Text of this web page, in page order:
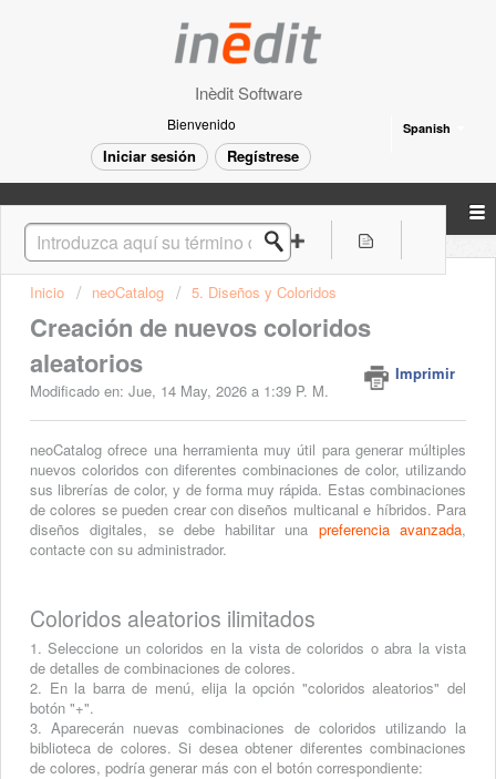
Inèdit Software
Spanish
Bienvenido
Iniciar sesión Regístrese
Inicio neoCatalog 5. Diseños y Coloridos
Creación de nuevos coloridos
aleatorios
Imprimir
Modificado en: Jue, 14 May, 2026 a 1:39 P. M.
neoCatalog ofrece una herramienta muy útil para generar múltiples
nuevos coloridos con diferentes combinaciones de color, utilizando
sus librerías de color, y de forma muy rápida. Estas combinaciones
de colores se pueden crear con diseños multicanal e híbridos. Para
diseños digitales, se debe habilitar una preferencia avanzada,
contacte con su administrador.
Coloridos aleatorios ilimitados
1. Seleccione un coloridos en la vista de coloridos o abra la vista
de detalles de combinaciones de colores.
2. En la barra de menú, elija la opción "coloridos aleatorios" del
botón "+".
3. Aparecerán nuevas combinaciones de coloridos utilizando la
biblioteca de colores. Si desea obtener diferentes combinaciones
de colores, podría generar más con el botón correspondiente: